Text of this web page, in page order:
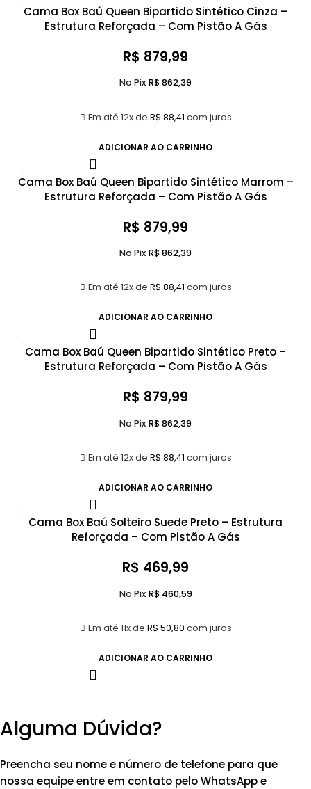
Cama Box Baú Queen Bipartido Sintético Cinza –
Estrutura Reforçada – Com Pistão A Gás
R$ 879,99
Em até 12x de R$ 88,41 com juros
No Pix R$862,39
ADICIONAR AO CARRINHO
Cama Box Baú Queen Bipartido Sintético Marrom –
Estrutura Reforçada – Com Pistão A Gás
R$ 879,99
Em até 12x de R$ 88,41 com juros
No Pix R$862,39
ADICIONAR AO CARRINHO
Cama Box Baú Queen Bipartido Sintético Preto –
Estrutura Reforçada – Com Pistão A Gás
R$ 879,99
Em até 12x de R$ 88,41 com juros
No Pix R$862,39
ADICIONAR AO CARRINHO
Cama Box Baú Solteiro Suede Preto – Estrutura
Reforçada – Com Pistão A Gás
R$ 469,99
Em até 11x de R$ 50,80 com juros
No Pix R$460,59
ADICIONAR AO CARRINHO
Alguma Dúvida?
Preencha seu nome e número de telefone para que
nossa equipe entre em contato pelo WhatsApp e